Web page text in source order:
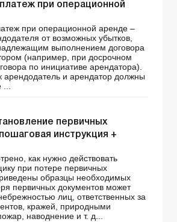
платеж при операционной
при операционной аренде –
от возможных убытков,
выполнением договора
(например, при досрочном
по инициативе арендатора).
арендодатель и арендатор должны
...
первичных
инструкция +
как нужно действовать
при потере первичных
образцы необходимых
первичных документов может
лиц, ответственных за
кражей, природными
наводнение и т. д...